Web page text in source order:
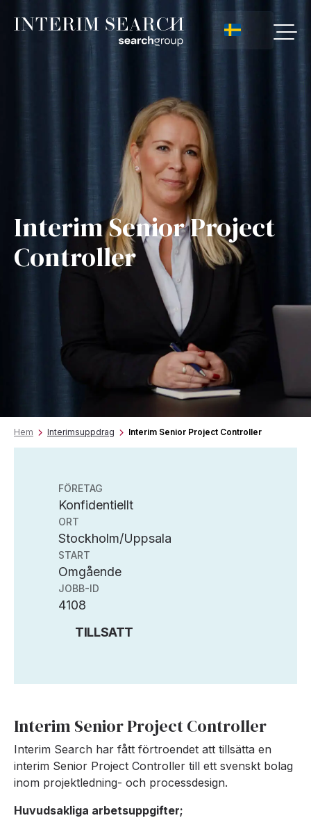
Interim Senior Project
Controller
Hem Interimsuppdrag Interim Senior Project Controller
FÖRETAG
Konfidentiellt
ORT
Stockholm/Uppsala
START
Omgående
JOBB-ID
4108
TILLSATT
Interim Senior Project Controller
Interim Search har fått förtroendet att tillsätta en
interim Senior Project Controller till ett svenskt bolag
inom projektledning- och processdesign.
Huvudsakliga arbetsuppgifter;